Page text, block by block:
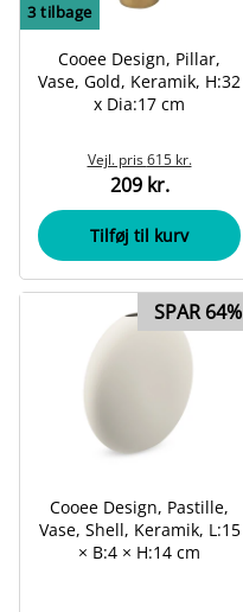
3tilbage
Cooee Design, Pillar,
Vase, Gold, Keramik, H:32
x Dia:17 cm
Vejl. pris615 kr.
209 kr.
Tilføj til kurv
SPAR 64%
Cooee Design, Pastille,
Vase, Shell, Keramik, L:15
× B:4 × H:14 cm